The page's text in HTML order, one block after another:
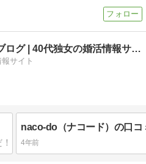
naco-do婚活ブログ | 40代独女の婚活情報サイト
サイト
4年前